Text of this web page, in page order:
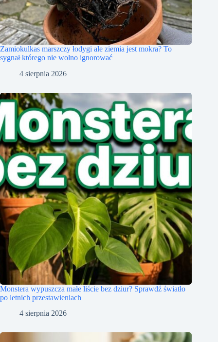
Zamiokulkas marszczy łodygi ale ziemia jest mokra? To
sygnał którego nie wolno ignorować
4 sierpnia 2026
Monstera wypuszcza małe liście bez dziur? Sprawdź światło
po letnich przestawieniach
4 sierpnia 2026